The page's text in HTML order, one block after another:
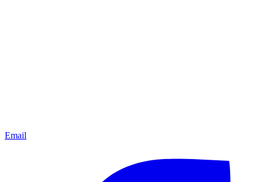
Email